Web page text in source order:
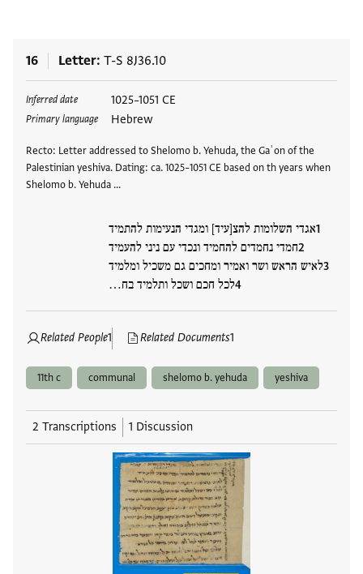
16 Letter T-S 8J36.10
Inferred date 1025–1051 CE
Primary language Hebrew
Recto: Letter addressed to Shelomo b. Yehuda, the Gaʾon of the
Palestinian yeshiva. Dating: ca. 1025–1051 CE based on th years when
Shelomo b. Yehuda …
אגדי השלומות להצ[עיד] ומגדי הנעימות להתמיד
חמדי נחמדים להחמיד ונכדי עם ניני להעמיד
לאיש הראש ושר ואמיר ומחכים גם משכיל ומלמיד
לכל חכם ושכל ותלמיד בח…
Related People1 Related Documents1
Tags
11th c communal shelomo b. yehuda yeshiva
2 Transcriptions 1 Discussion